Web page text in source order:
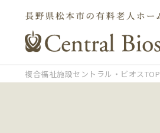
複合福祉施設セントラル・ビオスTOP